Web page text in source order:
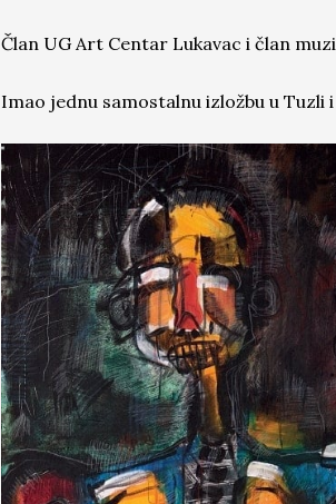
Član UG Art Centar Lukavac i član
Imao jednu samostalnu izložbu u Tuzli